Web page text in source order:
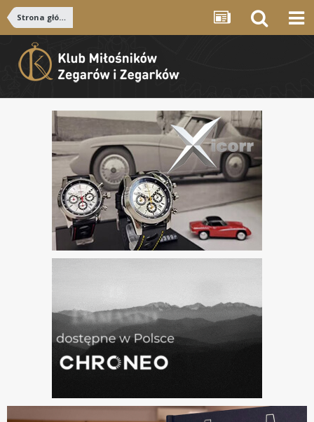
Strona główna